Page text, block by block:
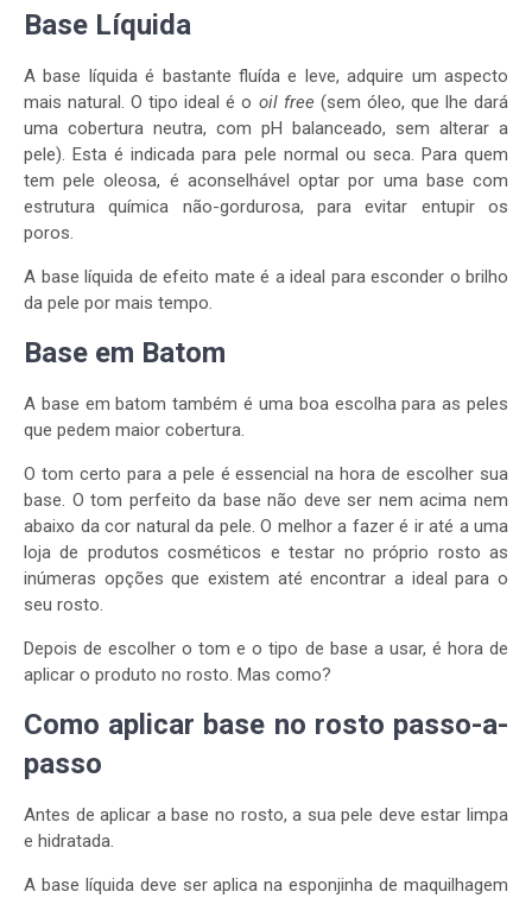
Base Líquida
A base líquida é bastante fluída e leve, adquire um aspecto
mais natural. O tipo ideal é o oil free (sem óleo, que lhe dará
uma cobertura neutra, com pH balanceado, sem alterar a
pele). Esta é indicada para pele normal ou seca. Para quem
tem pele oleosa, é aconselhável optar por uma base com
estrutura química não-gordurosa, para evitar entupir os
poros.
A base líquida de efeito mate é a ideal para esconder o brilho
da pele por mais tempo.
Base em Batom
A base em batom também é uma boa escolha para as peles
que pedem maior cobertura.
O tom certo para a pele é essencial na hora de escolher sua
base. O tom perfeito da base não deve ser nem acima nem
abaixo da cor natural da pele. O melhor a fazer é ir até a uma
loja de produtos cosméticos e testar no próprio rosto as
inúmeras opções que existem até encontrar a ideal para o
seu rosto.
Depois de escolher o tom e o tipo de base a usar, é hora de
aplicar o produto no rosto. Mas como?
Como aplicar base no rosto passo-a-
passo
Antes de aplicar a base no rosto, a sua pele deve estar limpa
e hidratada.
A base líquida deve ser aplica na esponjinha de maquilhagem